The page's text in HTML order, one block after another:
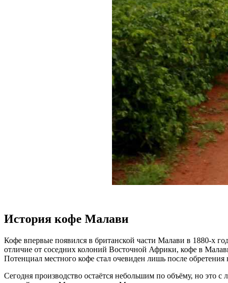
История кофе Малави
Кофе впервые появился в британской части Малави в 1880-х
отличие от соседних колоний Восточной Африки, кофе в
Потенциал местного кофе стал очевиден лишь после обретения
Сегодня производство остаётся небольшим по объёму, но